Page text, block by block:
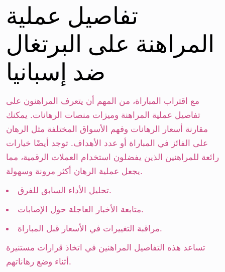
تفاصيل عملية
المراهنة على البرتغال
ضد إسبانيا
مع اقتراب المباراة، من المهم أن يتعرف المراهنون على
تفاصيل عملية المراهنة وميزات منصات الرهانات. يمكنك
مقارنة أسعار الرهانات وفهم الأسواق المختلفة مثل الرهان
على الفائز في المباراة أو عدد الأهداف. توجد أيضًا خيارات
رائعة للمراهنين الذين يفضلون استخدام العملات الرقمية، مما
يجعل عملية الرهان أكثر مرونة وسهولة.
تحليل الأداء السابق للفرق.
متابعة الأخبار العاجلة حول الإصابات.
مراقبة التغييرات في الأسعار قبل المباراة.
تساعد هذه التفاصيل المراهنين في اتخاذ قرارات مستنيرة
أثناء وضع رهاناتهم.